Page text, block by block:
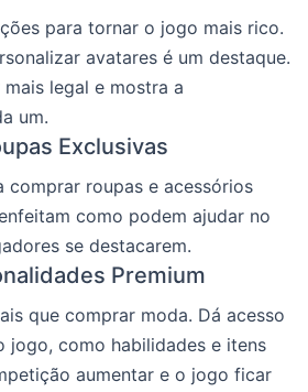
para tornar o jogo mais rico.
avatares é um destaque.
legal e mostra a
um.
Exclusivas
comprar roupas e acessórios
como podem ajudar no
se destacarem.
Premium
que comprar moda. Dá acesso
jogo, como habilidades e itens
aumentar e o jogo ficar